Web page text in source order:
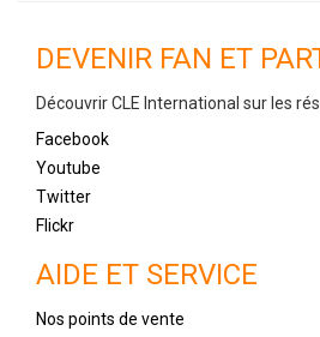
DEVENIR FAN ET
Découvrir CLE International sur les
Facebook
Youtube
Twitter
Flickr
AIDE ET SERVICE
Nos points de vente